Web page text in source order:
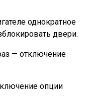
однократное
двери.
— отключение
опции